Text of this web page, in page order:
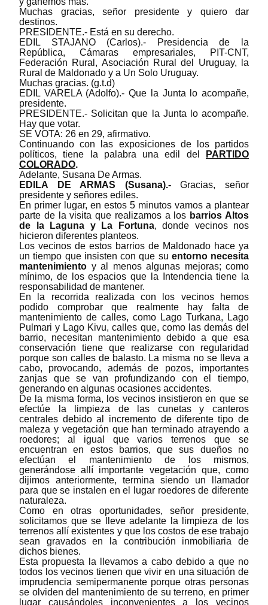
Muchas gracias, señor presidente y quiero dar
destinos.
PRESIDENTE.- Está en su derecho.
EDIL STAJANO (Carlos).- Presidencia de la
República, Cámaras empresariales, PIT-CNT,
Federación Rural, Asociación Rural del Uruguay, la
Rural de Maldonado y a Un Solo Uruguay.
Muchas gracias. (g.t.d)
EDIL VARELA (Adolfo).- Que la Junta lo acompañe,
presidente.
PRESIDENTE.- Solicitan que la Junta lo acompañe.
Hay que votar.
SE VOTA: 26 en 29, afirmativo.
Continuando con las exposiciones de los partidos
políticos, tiene la palabra una edil del
PARTIDO
COLORADO.
Adelante, Susana De Armas.
EDILA DE ARMAS (Susana).-Gracias, señor
presidente y señores ediles.
En primer lugar, en estos 5 minutos vamos a plantear
parte de la visita que realizamos a los barrios Altos
de la Laguna y La Fortuna, donde vecinos nos
hicieron diferentes planteos.
Los vecinos de estos barrios de Maldonado hace ya
un tiempo que insisten con que su entorno necesita
mantenimiento y al menos algunas mejoras; como
mínimo, de los espacios que la Intendencia tiene la
responsabilidad de mantener.
En la recorrida realizada con los vecinos hemos
podido comprobar que realmente hay falta de
mantenimiento de calles, como Lago Turkana, Lago
Pulmari y Lago Kivu, calles que, como las demás del
barrio, necesitan mantenimiento debido a que esa
conservación tiene que realizarse con regularidad
porque son calles de balasto. La misma no se lleva a
cabo, provocando, además de pozos, importantes
zanjas que se van profundizando con el tiempo,
generando en algunas ocasiones accidentes.
De la misma forma, los vecinos insistieron en que se
efectúe la limpieza de las cunetas y canteros
centrales debido al incremento de diferente tipo de
maleza y vegetación que han terminado atrayendo a
roedores; al igual que varios terrenos que se
encuentran en estos barrios, que sus dueños no
efectúan el mantenimiento de los mismos,
generándose allí importante vegetación que, como
dijimos anteriormente, termina siendo un llamador
para que se instalen en el lugar roedores de diferente
naturaleza.
Como en otras oportunidades, señor presidente,
solicitamos que se lleve adelante la limpieza de los
terrenos allí existentes y que los costos de ese trabajo
sean gravados en la contribución inmobiliaria de
dichos bienes.
Esta propuesta la llevamos a cabo debido a que no
todos los vecinos tienen que vivir en una situación de
imprudencia semipermanente porque otras personas
se olviden del mantenimiento de su terreno, en primer
lugar causándoles inconvenientes a los vecinos